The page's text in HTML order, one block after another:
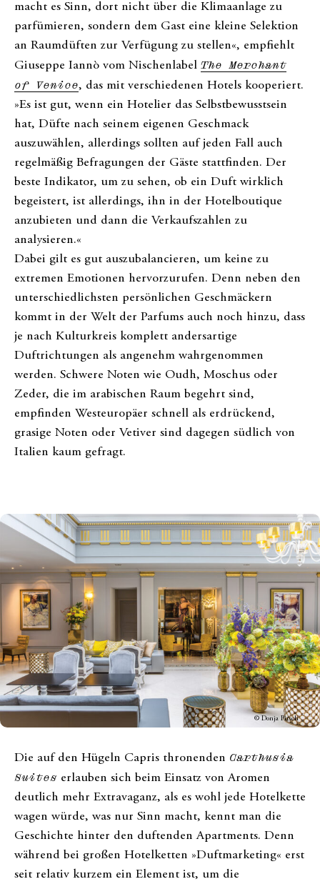
macht es Sinn, dort nicht über die Klimaanlage zu
parfümieren, sondern dem Gast eine kleine Selektion
an Raumdüften zur Verfügung zu stellen«, empfiehlt
Giuseppe Iannò vom Nischenlabel The Merchant
of Venice, das mit verschiedenen Hotels kooperiert.
»Es ist gut, wenn ein Hotelier das Selbstbewusstsein
hat, Düfte nach seinem eigenen Geschmack
auszuwählen, allerdings sollten auf jeden Fall auch
regelmäßig Befragungen der Gäste stattfinden. Der
beste Indikator, um zu sehen, ob ein Duft wirklich
begeistert, ist allerdings, ihn in der Hotelboutique
anzubieten und dann die Verkaufszahlen zu
analysieren.«
Dabei gilt es gut auszubalancieren, um keine zu
extremen Emotionen hervorzurufen. Denn neben den
unterschiedlichsten persönlichen Geschmäckern
kommt in der Welt der Parfums auch noch hinzu, dass
je nach Kulturkreis komplett andersartige
Duftrichtungen als angenehm wahrgenommen
werden. Schwere Noten wie Oudh, Moschus oder
Zeder, die im arabischen Raum begehrt sind,
empfinden Westeuropäer schnell als erdrückend,
grasige Noten oder Vetiver sind dagegen südlich von
Italien kaum gefragt.
© Donja Pitsch
Die auf den Hügeln Capris thronenden Carthusia
Suites erlauben sich beim Einsatz von Aromen
deutlich mehr Extravaganz, als es wohl jede Hotelkette
wagen würde, was nur Sinn macht, kennt man die
Geschichte hinter den duftenden Apartments. Denn
während bei großen Hotelketten »Duftmarketing« erst
seit relativ kurzem ein Element ist, um die